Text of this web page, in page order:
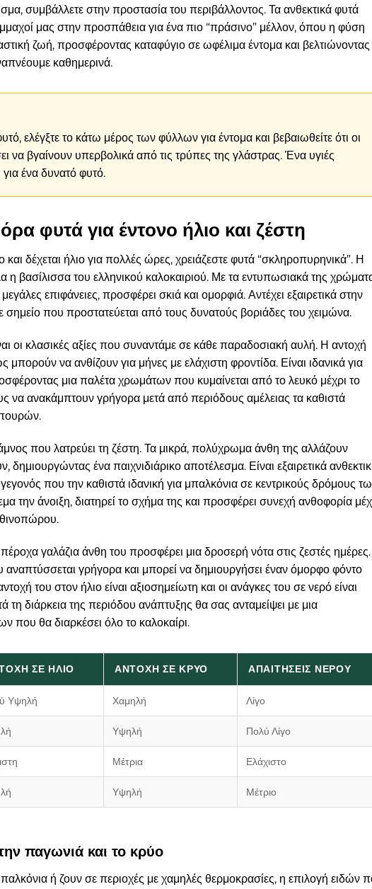
συμβάλλετε στην προστασία του περιβάλλοντος. Τα ανθεκτικά φυτά
μας στην προσπάθεια για ένα πιο “πράσινο” μέλλον, όπου η φύση
ζωή, προσφέροντας καταφύγιο σε ωφέλιμα έντομα και βελτιώνοντας
καθημερινά.
ελέγξτε το κάτω μέρος των φύλλων για έντομα και βεβαιωθείτε ότι οι
να βγαίνουν υπερβολικά από τις τρύπες της γλάστρας. Ένα υγιές
για ένα δυνατό φυτό.
φυτά για έντονο ήλιο και ζέστη
και δέχεται ήλιο για πολλές ώρες, χρειάζεστε φυτά “σκληροπυρηνικά”. Η
η βασίλισσα του ελληνικού καλοκαιριού. Με τα εντυπωσιακά της
επιφάνειες, προσφέρει σκιά και ομορφιά. Αντέχει εξαιρετικά στην
σημείο που προστατεύεται από τους δυνατούς βοριάδες του χειμώνα.
οι κλασικές αξίες που συναντάμε σε κάθε παραδοσιακή αυλή. Η αντοχή
μπορούν να ανθίζουν για μήνες με ελάχιστη φροντίδα. Είναι ιδανικά για
μια παλέτα χρωμάτων που κυμαίνεται από το λευκό μέχρι το
να ανακάμπτουν γρήγορα μετά από περιόδους αμέλειας τα καθιστά
που λατρεύει τη ζέστη. Τα μικρά, πολύχρωμα άνθη της αλλάζουν
ένα παιχνιδιάρικο αποτέλεσμα. Είναι εξαιρετικά
που την καθιστά ιδανική για μπαλκόνια σε κεντρικούς δρόμους
την άνοιξη, διατηρεί το σχήμα της και προσφέρει συνεχή ανθοφορία
γαλάζια άνθη του προσφέρει μια δροσερή νότα στις ζεστές ημέρες.
γρήγορα και μπορεί να δημιουργήσει έναν όμορφο φόντο
του στον ήλιο είναι αξιοσημείωτη και οι ανάγκες του σε νερό είναι
τη διάρκεια της περιόδου ανάπτυξης θα σας ανταμείψει με μια
που θα διαρκέσει όλο το καλοκαίρι.
ΣΕ ΉΛΙΟ ΑΝΤΟΧΉ ΣΕ ΚΡΎΟ ΑΠΑΙΤΉΣΕΙΣ ΝΕΡΟΎ
Υψηλή Χαμηλή Λίγο
Υψηλή Πολύ Λίγο
Μέτρια Ελάχιστο
Υψηλή Μέτριο
παγωνιά και το κρύο
ή ζουν σε περιοχές με χαμηλές θερμοκρασίες, η επιλογή ειδών